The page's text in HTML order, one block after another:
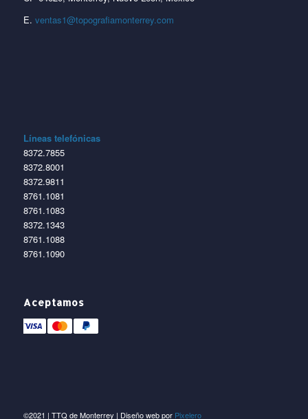
E. ventas1@topografiamonterrey.com
Líneas telefónicas
8372.7855
8372.8001
8372.9811
8761.1081
8761.1083
8372.1343
8761.1088
8761.1090
Aceptamos
©2021 | TTQ de Monterrey | Diseño web por Pixelero